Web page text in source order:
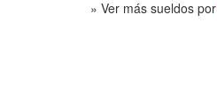
» Ver más sueldos por